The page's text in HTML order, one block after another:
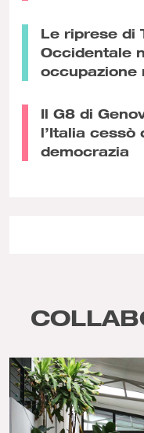
Le riprese di
Occidentale
occupazione
Il G8 di
l’Italia cessò
democrazia